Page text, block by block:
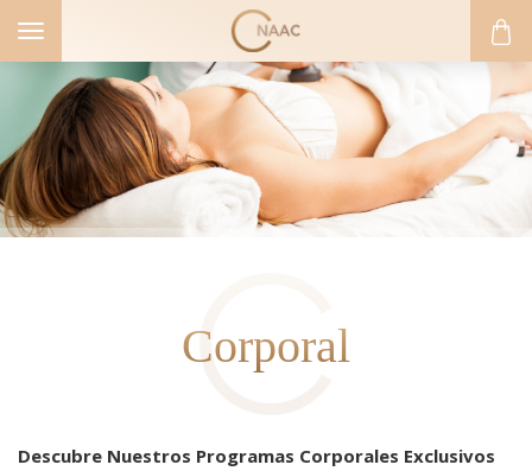
Toggle
navigation
Corporal
Descubre Nuestros Programas Corporales Exclusivos